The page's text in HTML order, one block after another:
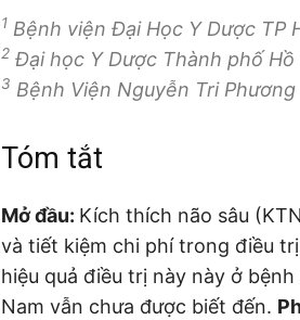
1 Bệnh viện Đại Học Y Dược TP
2 Đại học Y Dược Thành phố Hồ
3 Bệnh Viện Nguyễn Tri Phương
Tóm tắt
Mở đầu: Kích thích não sâu
và tiết kiệm chi phí trong điều
hiệu quả điều trị này này ở
Nam vẫn chưa được biết đến.